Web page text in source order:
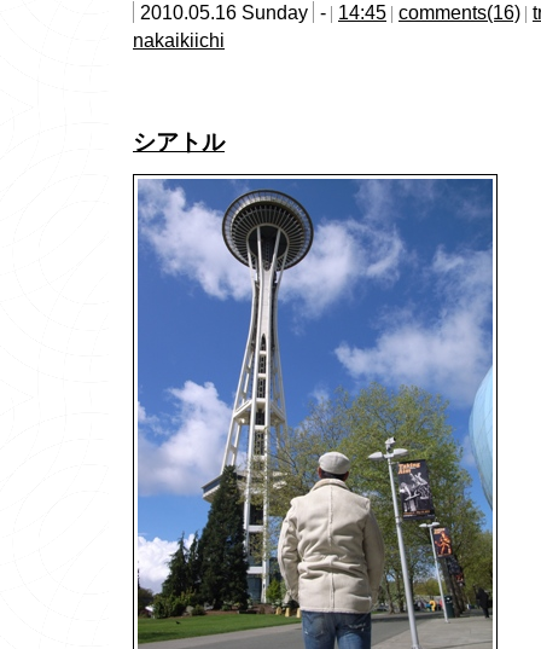
2010.05.16 Sunday - 14:45 comments(16)
nakaikiichi
シアトル